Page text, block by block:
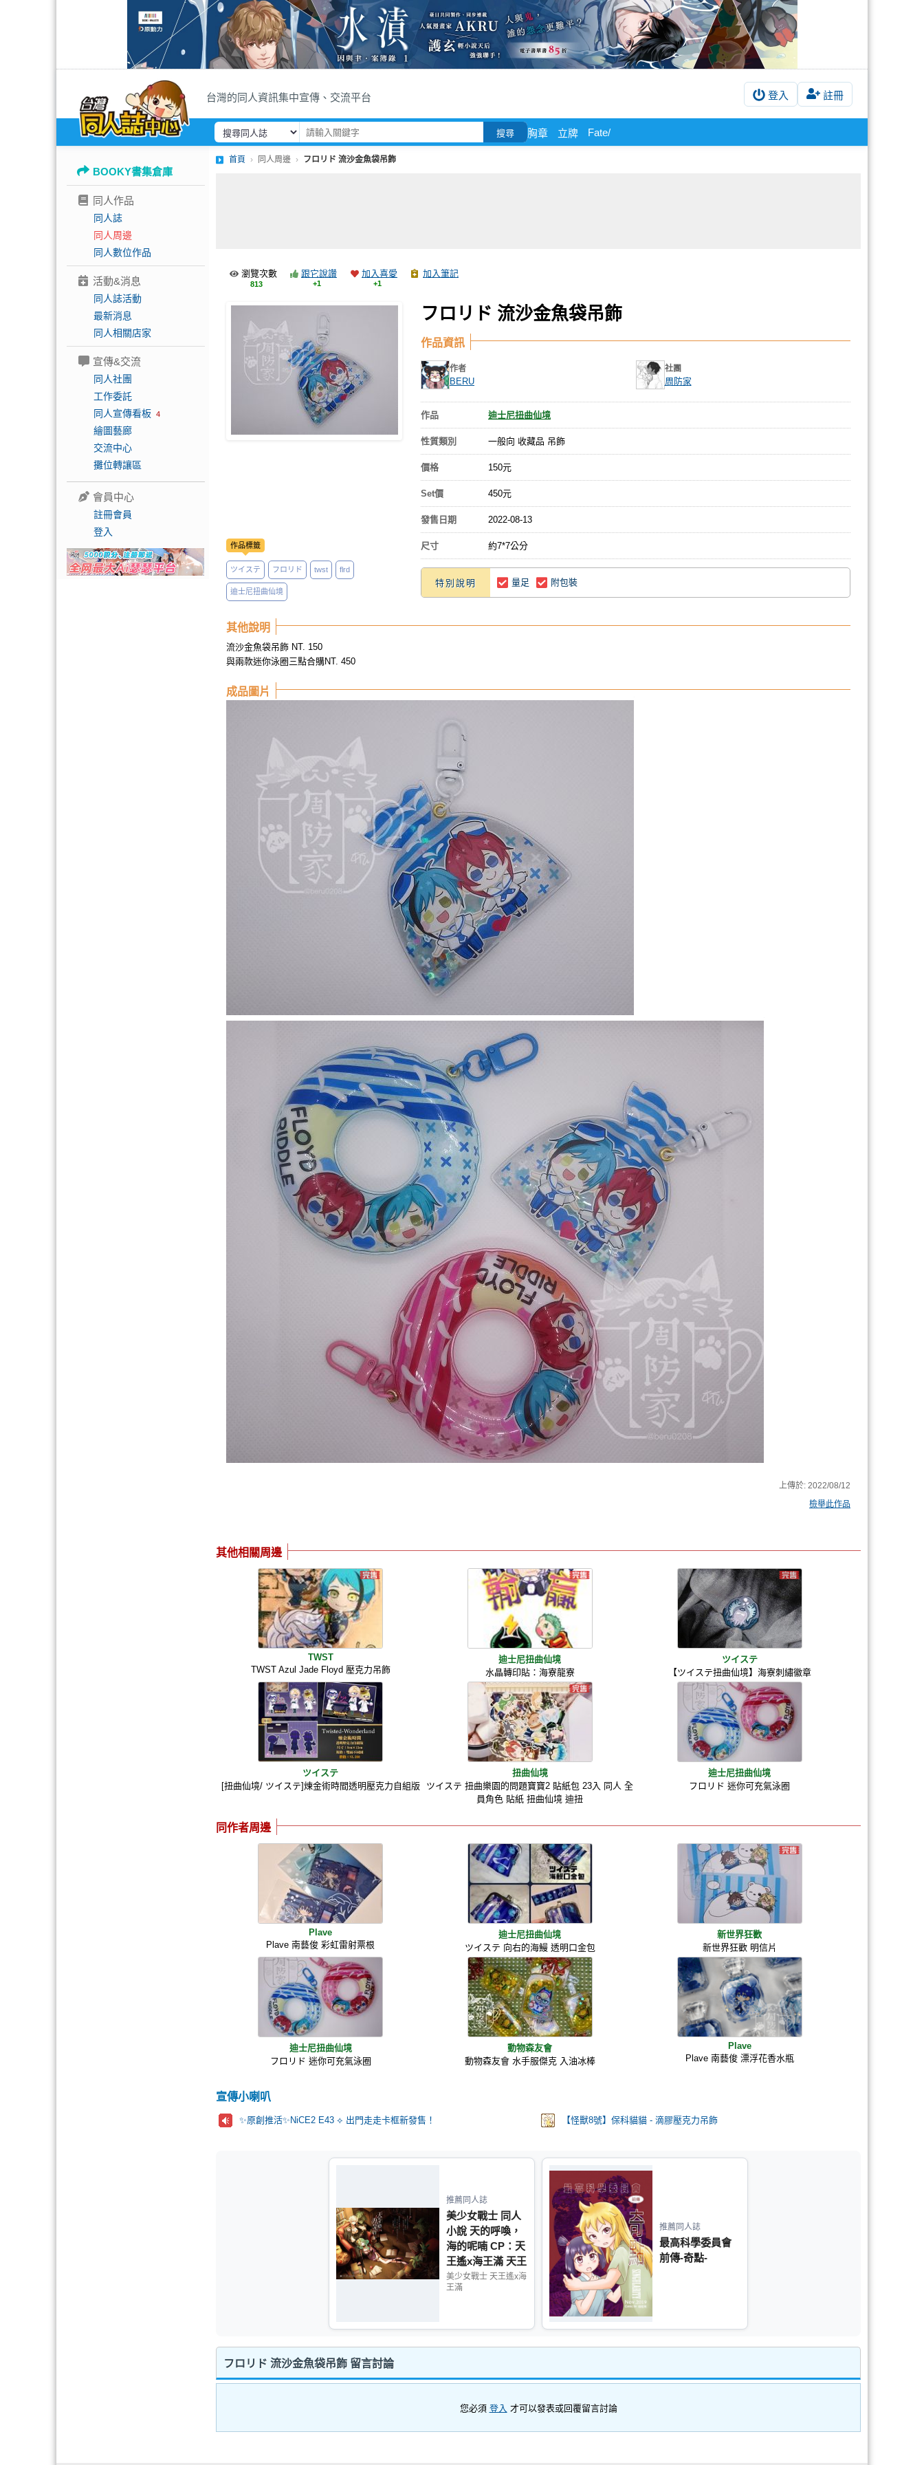
台灣的同人資訊集中宣傳、交流平台 登入 註冊
搜尋 胸章 立牌 Fate/
BOOKY書集倉庫
同人作品
同人誌
同人周邊
同人數位作品
活動&消息
同人誌活動
最新消息
同人相關店家
宣傳&交流
同人社團
工作委託
同人宣傳看板 4
繪圖藝廊
交流中心
攤位轉讓區
會員中心
註冊會員
登入
首頁 同人周邊 フロリド 流沙金魚袋吊飾
瀏覽次數
813
跟它說讚
+1
加入喜愛
+1
加入筆記
フロリド 流沙金魚袋吊飾
作品標籤
ツイステ フロリド twst flrd
迪士尼扭曲仙境
作品資訊
作者
BERU
社團
周防家
作品 迪士尼扭曲仙境
性質類別 一般向 收藏品 吊飾
價格 150元
Set價 450元
發售日期 2022-08-13
尺寸 約7*7公分
特別說明 量足 附包裝
其他說明
流沙金魚袋吊飾 NT. 150
與兩款迷你泳圈三點合購NT. 450
成品圖片
上傳於: 2022/08/12
檢舉此作品
其他相關周邊
TWST
TWST Azul Jade Floyd 壓克力吊飾
迪士尼扭曲仙境
水晶轉印貼：海寮龍寮
ツイステ
【ツイステ扭曲仙境】海寮刺繡徽章
ツイステ
[扭曲仙境/ ツイステ]煉金術時間透明壓克力自組版
扭曲仙境
ツイステ 扭曲樂園的問題寶寶2 貼紙包 23入 同人 全
員角色 貼紙 扭曲仙境 迪扭
迪士尼扭曲仙境
フロリド 迷你可充氣泳圈
同作者周邊
Plave
Plave 南藝俊 彩虹雷射票根
迪士尼扭曲仙境
ツイステ 向右的海鰻 透明口金包
新世界狂歡
新世界狂歡 明信片
迪士尼扭曲仙境
フロリド 迷你可充氣泳圈
動物森友會
動物森友會 水手服傑克 入油冰棒
Plave
Plave 南藝俊 漂浮花香水瓶
宣傳小喇叭
✨原創推活✨NiCE2 E43 ⟡ 出門走走卡框新發售！ 【怪獸8號】保科貓貓 - 滴膠壓克力吊飾
推薦同人誌
美少女戰士 同人
小說 天的呼喚，
海的呢喃 CP：天
王遙x海王滿 天王
星 海王星
美少女戰士 天王遙x海
王滿
推薦同人誌
最高科學委員會
前傳-奇點-
フロリド 流沙金魚袋吊飾 留言討論
您必須 登入 才可以發表或回覆留言討論